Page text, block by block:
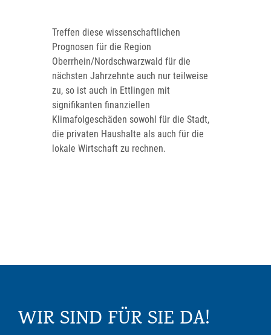
Treffen diese wissenschaftlichen
Prognosen für die Region
Oberrhein/Nordschwarzwald für die
nächsten Jahrzehnte auch nur teilweise
zu, so ist auch in Ettlingen mit
signifikanten finanziellen
Klimafolgeschäden sowohl für die Stadt,
die privaten Haushalte als auch für die
lokale Wirtschaft zu rechnen.
WIR SIND FÜR SIE DA!